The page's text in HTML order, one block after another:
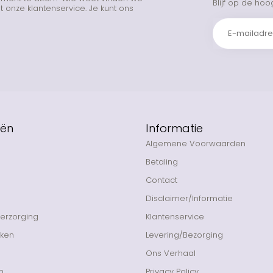
klantenservice. Je kunt ons
Blijf op de
Informatie
Algemene Voorwaarden
Betaling
Contact
Disclaimer/Informatie
Klantenservice
Levering/Bezorging
Ons Verhaal